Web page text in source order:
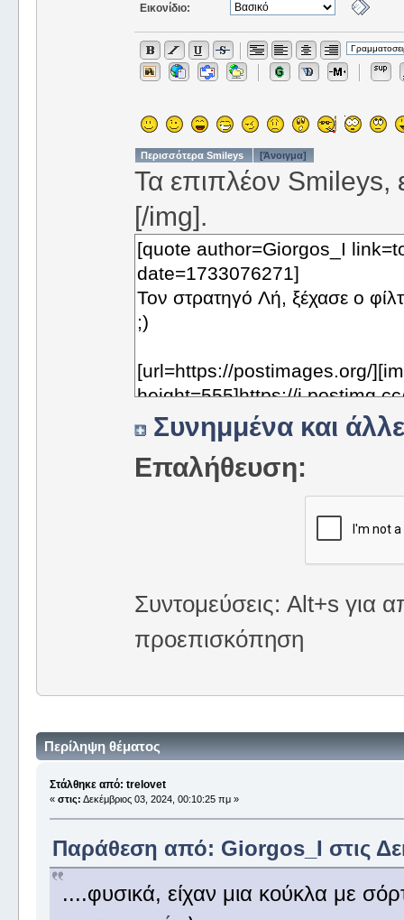
Εικονίδιο:
Περισσότερα Smileys [Άνοιγμα]
Τα επιπλέον Smileys,
[/img].
Συνημμένα και
Επαλήθευση:
Συντομεύσεις: Alt+s για
προεπισκόπηση
Περίληψη θέματος
Στάλθηκε από: trelovet
« στις: Δεκέμβριος 03, 2024, 00:10:25 πμ »
Παράθεση από: Giorgos_I στις
....φυσικά, είχαν μια κούκλα με